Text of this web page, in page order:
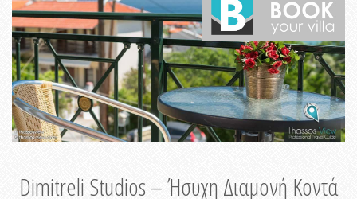
Dimitreli Studios – Ήσυχη Διαμονή Κοντά